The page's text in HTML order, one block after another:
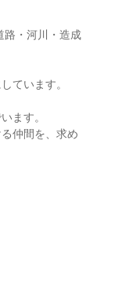
路・河川・造成
ています。
ます。
仲間を、求め